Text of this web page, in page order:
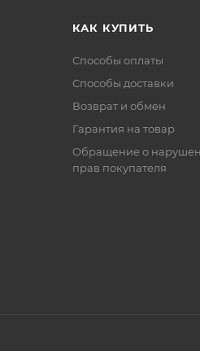
КАК КУПИТЬ
Способы оплаты
Способы доставки
Возврат и обмен
Гарантия на товар
Обращение о
прав покупателя